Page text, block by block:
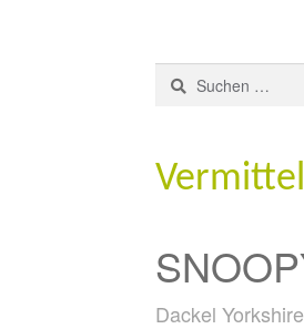
Suchen
nach:
Dackel